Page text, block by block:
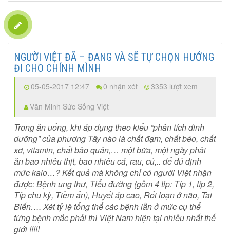
NGƯỜI VIỆT ĐÃ – ĐANG VÀ SẼ TỰ CHỌN HƯỚNG
ĐI CHO CHÍNH MÌNH
05-05-2017 12:47 0 nhận xét
3353 lượt xem
Văn Minh Sức Sống Việt
Trong ăn uống, khi áp dụng theo kiểu “phân tích dinh
dưỡng” của phương Tây nào là chất đạm, chất béo, chất
xơ, vitamin, chất bảo quản,… một bữa, một ngày phải
ăn bao nhiêu thịt, bao nhiêu cá, rau, củ,.. để đủ định
mức kalo…? Kết quả mà không chỉ có người Việt nhận
được: Bệnh ung thư, Tiểu đường (gồm 4 tip: Típ 1, típ 2,
Típ chu kỳ, Tiềm ẩn), Huyết áp cao, Rối loạn ở não, Tai
Biến…. Xét tỷ lệ tổng thể các bệnh lẫn ở mức cụ thể
từng bệnh mắc phải thì Việt Nam hiện tại nhiều nhất thế
giới !!!!!